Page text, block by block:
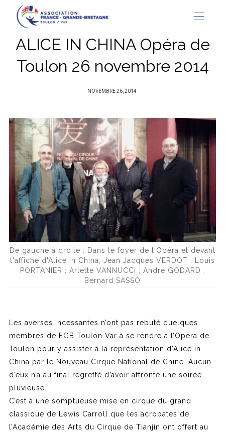
ALICE IN CHINA Opéra de
Toulon 26 novembre 2014
PUBLIÉ
NOVEMBRE 26, 2014
De gauche à droite : Dans le foyer de l'Opéra et devant
l'affiche d'Alice in China, Jean Jacques VERDOT ; Louis
PORTANIER ; Arlette VANNUCCI ; André GODARD ;
Bernard SASSO
Les averses incessantes n’ont pas rebuté quelques
membres de FGB Toulon Var à se rendre à l’Opéra de
Toulon pour y assister à la représentation d’Alice in
China par le Nouveau Cirque National de Chine. Aucun
d’eux n’a au final regretté d’avoir affronté une soirée
pluvieuse.
C’est à une somptueuse mise en cirque du grand
classique de Lewis Carroll que les acrobates de
l’Académie des Arts du Cirque de Tianjin ont offert au